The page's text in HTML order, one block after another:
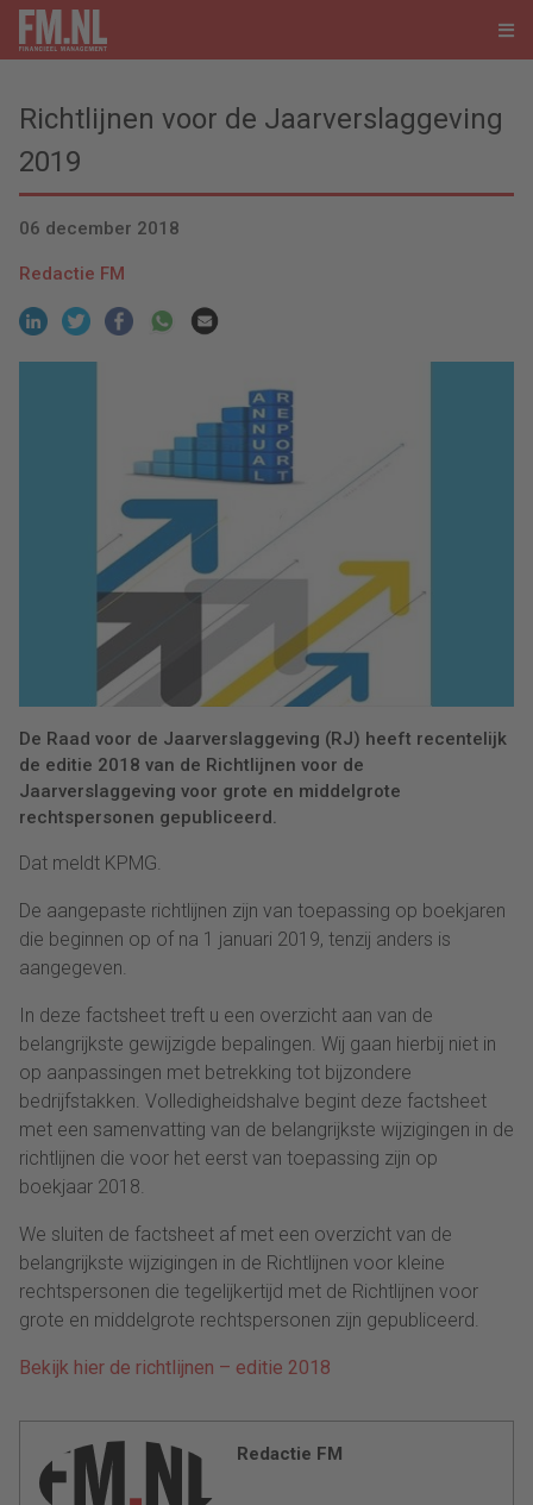
Richtlijnen voor de Jaarverslaggeving
2019
06 december 2018
Redactie FM
De Raad voor de Jaarverslaggeving (RJ) heeft recentelijk
de editie 2018 van de Richtlijnen voor de
Jaarverslaggeving voor grote en middelgrote
rechtspersonen gepubliceerd.
Dat meldt KPMG.
De aangepaste richtlijnen zijn van toepassing op boekjaren
die beginnen op of na 1 januari 2019, tenzij anders is
aangegeven.
In deze factsheet treft u een overzicht aan van de
belangrijkste gewijzigde bepalingen. Wij gaan hierbij niet in
op aanpassingen met betrekking tot bijzondere
bedrijfstakken. Volledigheidshalve begint deze factsheet
met een samenvatting van de belangrijkste wijzigingen in de
richtlijnen die voor het eerst van toepassing zijn op
boekjaar 2018.
We sluiten de factsheet af met een overzicht van de
belangrijkste wijzigingen in de Richtlijnen voor kleine
rechtspersonen die tegelijkertijd met de Richtlijnen voor
grote en middelgrote rechtspersonen zijn gepubliceerd.
Bekijk hier de richtlijnen – editie 2018
Redactie FM